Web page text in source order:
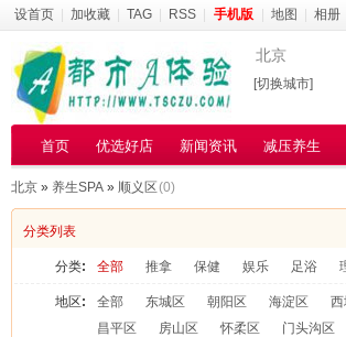
设首页 加收藏 TAG RSS 手机版 地图 相册
北京
[切换城市]
首页 优选好店 新闻资讯 减压养生
北京 » 养生SPA » 顺义区(0)
分类列表
分类: 全部 推拿 保健 娱乐 足浴
地区: 全部 东城区 朝阳区 海淀区 西
昌平区
房山区 怀柔区 门头沟区